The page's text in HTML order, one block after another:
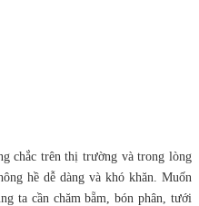
chắc trên thị trường và trong lòng
hề dễ dàng và khó khăn. Muốn
ta cần chăm bẵm, bón phân, tưới